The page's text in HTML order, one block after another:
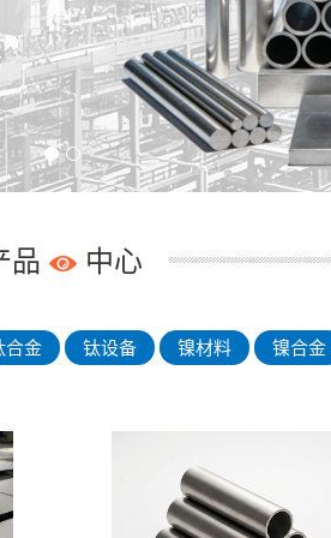
品 中心
合金 钛设备 镍材料 镍合金